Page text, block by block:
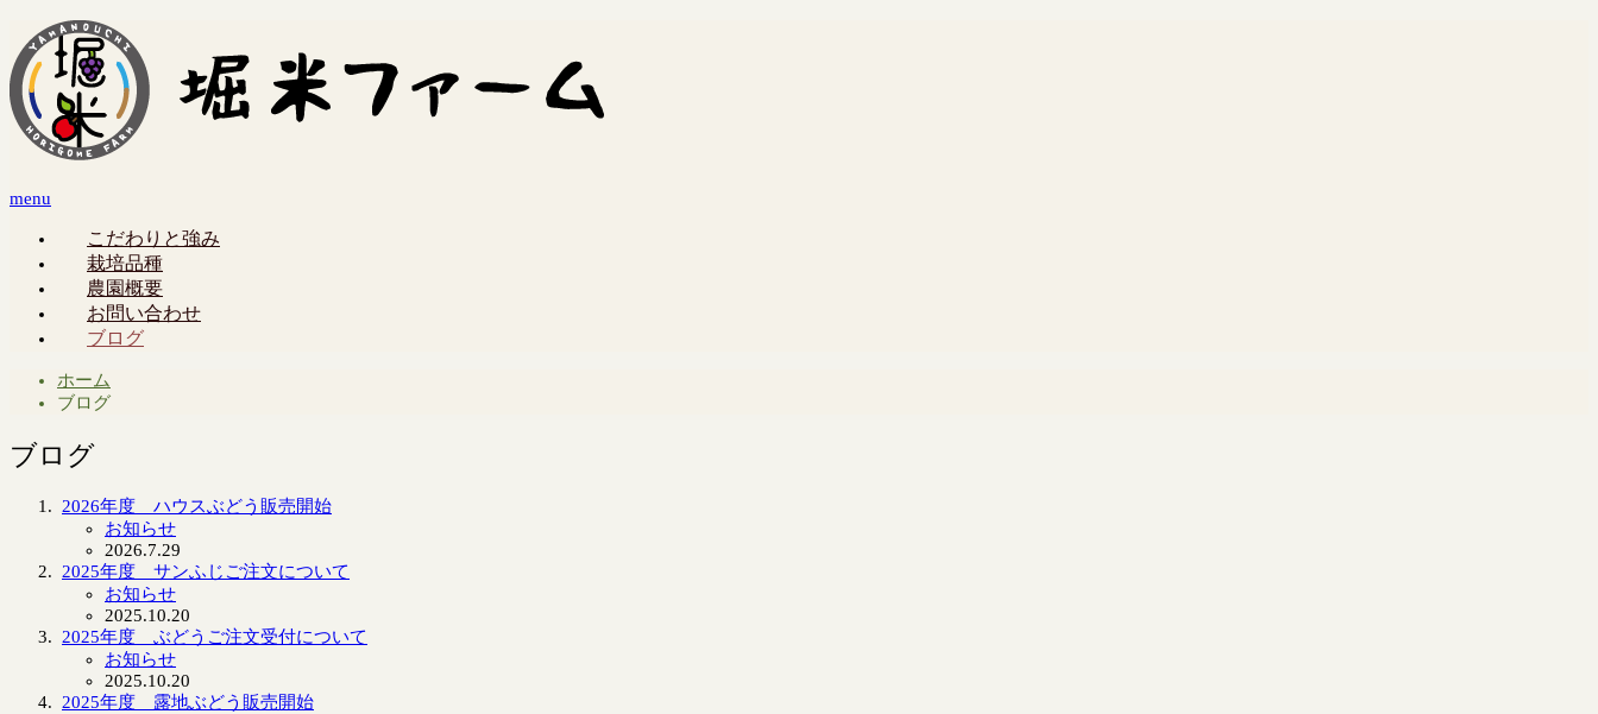
menu
こだわりと強み
栽培品種
農園概要
お問い合わせ
ブログ
ホーム
ブログ
ブログ
2026年度 ハウスぶどう販売開始
お知らせ
2026.7.29
2025年度 サンふじご注文について
お知らせ
2025.10.20
2025年度 ぶどうご注文受付について
お知らせ
2025.10.20
2025年度 露地ぶどう販売開始